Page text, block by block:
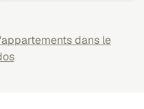
dans le